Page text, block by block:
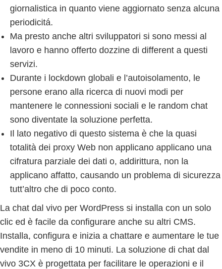
giornalistica in quanto viene aggiornato senza alcuna
periodicitá.
Ma presto anche altri sviluppatori si sono messi al
lavoro e hanno offerto dozzine di different a questi
servizi.
Durante i lockdown globali e l’autoisolamento, le
persone erano alla ricerca di nuovi modi per
mantenere le connessioni sociali e le random chat
sono diventate la soluzione perfetta.
Il lato negativo di questo sistema è che la quasi
totalità dei proxy Web non applicano applicano una
cifratura parziale dei dati o, addirittura, non la
applicano affatto, causando un problema di sicurezza
tutt’altro che di poco conto.
La chat dal vivo per WordPress si installa con un solo
clic ed è facile da configurare anche su altri CMS.
Installa, configura e inizia a chattare e aumentare le tue
vendite in meno di 10 minuti. La soluzione di chat dal
vivo 3CX è progettata per facilitare le operazioni e il